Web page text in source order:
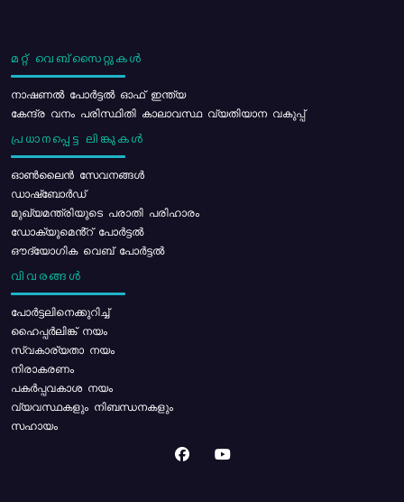
മറ്റ് വെബ്സൈറ്റുകൾ
നാഷണൽ പോർട്ടൽ ഓഫ് ഇന്ത്യ
കേന്ദ്ര വനം പരിസ്ഥിതി കാലാവസ്ഥ വ്യതിയാന വകുപ്പ്
പ്രധാനപ്പെട്ട ലിങ്കുകൾ
ഓൺലൈൻ സേവനങ്ങൾ
ഡാഷ്ബോർഡ്
മുഖ്യമന്ത്രിയുടെ പരാതി പരിഹാരം
ഡോക്യുമെൻ്റ് പോർട്ടൽ
ഔദ്യോഗിക വെബ് പോർട്ടൽ
വിവരങ്ങൾ
പോര്‍ട്ടലിനെക്കുറിച്ച്
ഹൈപ്പർലിങ്ക് നയം
സ്വകാര്യതാ നയം
നിരാകരണം
പകർപ്പവകാശ നയം
വ്യവസ്ഥകളും നിബന്ധനകളും
സഹായം